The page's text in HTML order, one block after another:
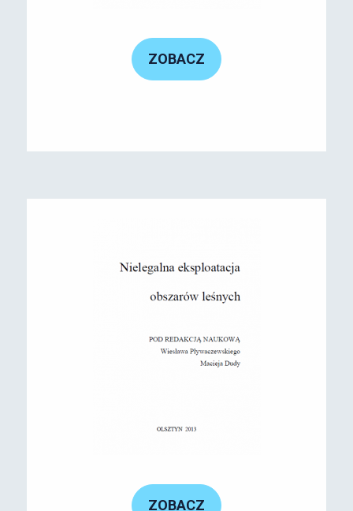
ZOBACZ
ZOBACZ